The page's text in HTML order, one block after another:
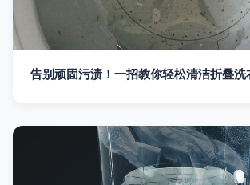
告别顽固污渍！一招教你轻松清洁折叠洗